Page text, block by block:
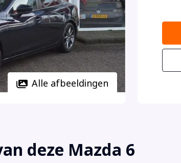
Alle afbeeldingen
deze Mazda 6